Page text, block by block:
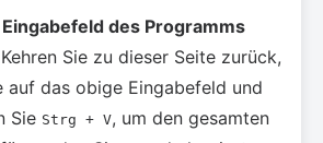
Eingabefeld des Programms
Sie zu dieser Seite zurück,
auf das obige Eingabefeld und
Sie Strg + V, um den gesamten